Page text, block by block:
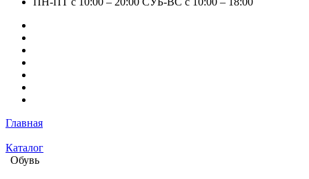
Главная
Каталог
Обувь